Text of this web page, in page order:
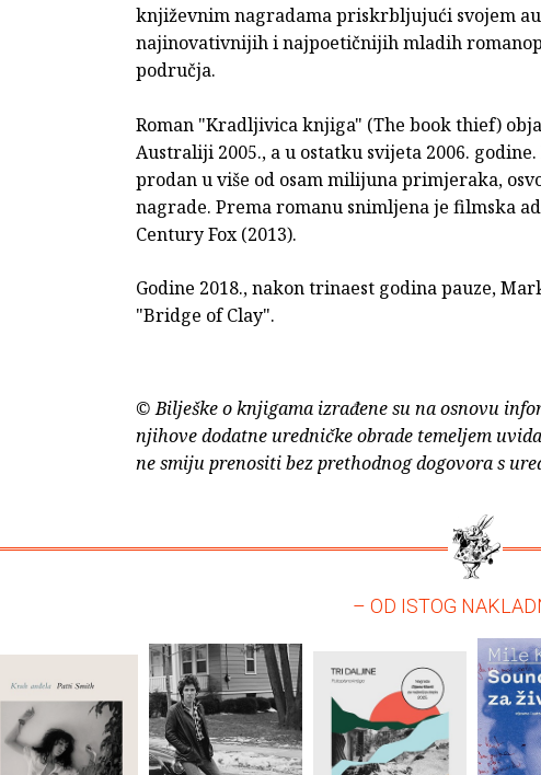
književnim nagradama priskrbljujući svojem
najinovativnijih i najpoetičnijih mladih
područja.
Roman "Kradljivica knjiga" (The book thief)
Australiji 2005., a u ostatku svijeta 2006.
prodan u više od osam milijuna primjeraka,
nagrade. Prema romanu snimljena je filmska
Century Fox (2013).
Godine 2018., nakon trinaest godina pauze,
"Bridge of Clay".
© Bilješke o knjigama izrađene su na osnovu
njihove dodatne uredničke obrade temeljem
ne smiju prenositi bez prethodnog dogovora s
– OD ISTOG